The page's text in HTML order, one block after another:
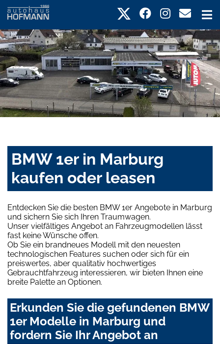
BMW 1er in Marburg
kaufen oder leasen
Entdecken Sie die besten BMW 1er Angebote in Marburg
und sichern Sie sich Ihren Traumwagen.
Unser vielfältiges Angebot an Fahrzeugmodellen lässt
fast keine Wünsche offen.
Ob Sie ein brandneues Modell mit den neuesten
technologischen Features suchen oder sich für ein
preiswertes, aber qualitativ hochwertiges
Gebrauchtfahrzeug interessieren, wir bieten Ihnen eine
breite Palette an Optionen.
Erkunden Sie die gefundenen BMW
1er Modelle in Marburg und
fordern Sie Ihr Angebot an